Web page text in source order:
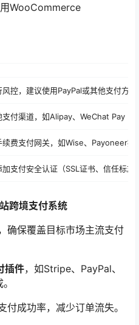
WooCommerce
控，建议使用PayPal或其他支付方式
支付渠道，如Alipay、WeChat Pay
续费支付网关，如Wise、Payoneer提
加支付安全认证（SSL证书、信任标志
跨境支付系统
确保覆盖目标市场主流支付
插件，如Stripe、PayPal、
付成功率，减少订单流失。